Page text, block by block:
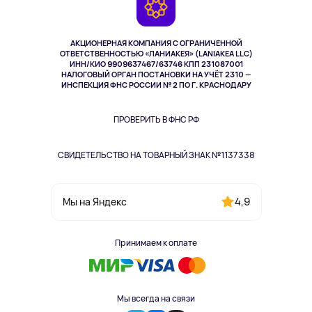
АКЦИОНЕРНАЯ КОМПАНИЯ С ОГРАНИЧЕННОЙ
ОТВЕТСТВЕННОСТЬЮ «ЛАНИАКЕЯ» (LANIAKEA LLC)
ИНН/КИО 9909637467/63746 КПП 231087001
НАЛОГОВЫЙ ОРГАН ПОСТАНОВКИ НА УЧЁТ 2310 —
ИНСПЕКЦИЯ ФНС РОССИИ № 2 ПО Г. КРАСНОДАРУ
ПРОВЕРИТЬ В ФНС РФ
СВИДЕТЕЛЬСТВО НА ТОВАРНЫЙ ЗНАК №1137338
Мы на Яндекс 4,9
Принимаем к оплате
Мы всегда на связи
Здоровье питомцев
Одежда и аксессуары